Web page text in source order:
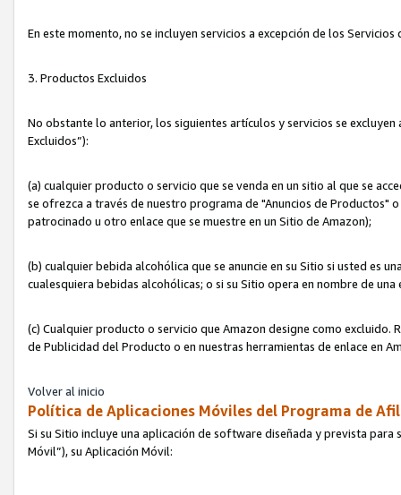
En este momento, no se incluyen servicios a excepción de los
3. Productos Excluidos
No obstante lo anterior, los siguientes artículos y servicios se
Excluidos”):
(a) cualquier producto o servicio que se venda en un sitio al que se
se ofrezca a través de nuestro programa de "Anuncios de Productos"
patrocinado u otro enlace que se muestre en un Sitio de Amazon);
(b) cualquier bebida alcohólica que se anuncie en su Sitio si usted es
cualesquiera bebidas alcohólicas; o si su Sitio opera en nombre de
(c) Cualquier producto o servicio que Amazon designe como excluido.
de Publicidad del Producto o en nuestras herramientas de enlace en
Volver al inicio
Política de Aplicaciones Móviles del Programa de
Si su Sitio incluye una aplicación de software diseñada y prevista
Móvil”), su Aplicación Móvil: